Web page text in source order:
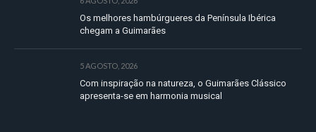
Os melhores hambúrgueres da Península Ibérica
chegam a Guimarães
5 AGOSTO, 2026
Com inspiração na natureza, o Guimarães Clássico
apresenta-se em harmonia musical